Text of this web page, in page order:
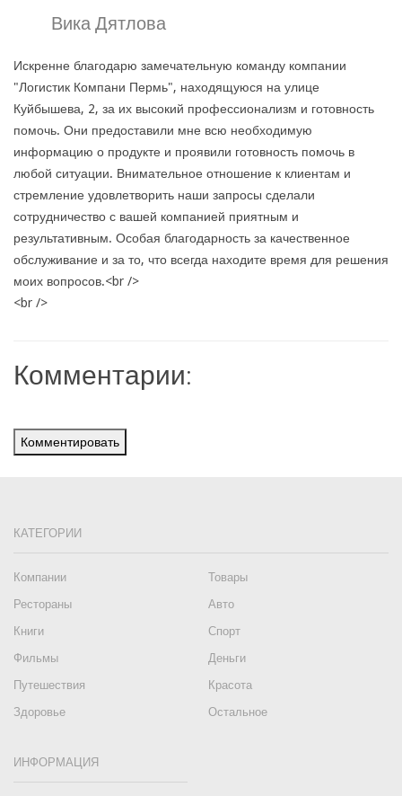
Вика Дятлова
Искренне благодарю замечательную команду компании
"Логистик Компани Пермь", находящуюся на улице
Куйбышева, 2, за их высокий профессионализм и готовность
помочь. Они предоставили мне всю необходимую
информацию о продукте и проявили готовность помочь в
любой ситуации. Внимательное отношение к клиентам и
стремление удовлетворить наши запросы сделали
сотрудничество с вашей компанией приятным и
результативным. Особая благодарность за качественное
обслуживание и за то, что всегда находите время для решения
моих вопросов.<br />
<br />
Комментарии:
Комментировать
КАТЕГОРИИ
Компании
Товары
Рестораны
Авто
Книги
Спорт
Фильмы
Деньги
Путешествия
Красота
Здоровье
Остальное
ИНФОРМАЦИЯ